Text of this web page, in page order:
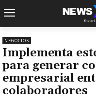
NEGOCIOS
Implementa
para generar
empresarial
colaboradores